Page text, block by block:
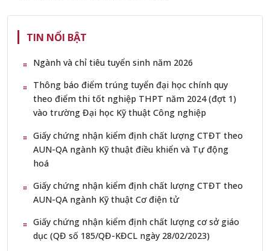
TIN NỔI BẬT
Ngành và chỉ tiêu tuyển sinh năm 2026
Thông báo điểm trúng tuyển đại học chính quy
theo điểm thi tốt nghiệp THPT năm 2024 (đợt 1)
vào trường Đại học Kỹ thuật Công nghiệp
Giấy chứng nhận kiểm định chất lượng CTĐT theo
AUN-QA ngành Kỹ thuật điều khiển và Tự động
hoá
Giấy chứng nhận kiểm định chất lượng CTĐT theo
AUN-QA ngành Kỹ thuật Cơ điện tử
Giấy chứng nhận kiểm định chất lượng cơ sở giáo
dục (QĐ số 185/QĐ-KĐCL ngày 28/02/2023)